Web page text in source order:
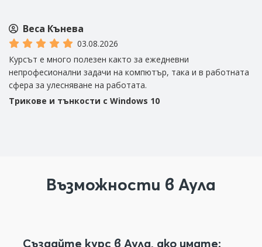
Веса Кънева
03.08.2026
Курсът е много полезен както за ежедневни
непрофесионални задачи на компютър, така и в работната
сфера за улесняване на работата.
Трикове и тънкости с Windows 10
Възможности в Аула
Създайте курс в Аула, ако имате: